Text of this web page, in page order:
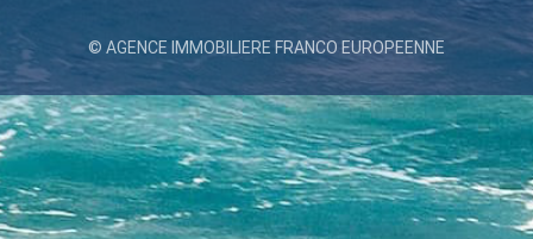
© AGENCE IMMOBILIERE FRANCO EUROPEENNE